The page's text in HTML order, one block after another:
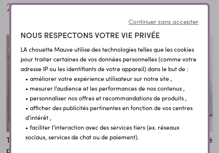
25,80 € 25,80 €
Tapis de cuisine
personnalisé pour Mamie
Tapis de souris personnalisé
Continuer sans accepter
NOUS RESPECTONS VOTRE VIE PRIVÉE
LA chouette Mauve utilise des technologies telles que les cookies
pour traiter certaines de vos données personnelles (comme votre
adresse IP ou les identifiants de votre appareil) dans le but de :
• améliorer votre expérience utilisateur sur notre site ,
• mesurer l’audience et les performances de nos contenus ,
• personnaliser nos offres et recommandations de produits ,
• afficher des publicités pertinentes en fonction de vos centres
d’intérêt ,
• faciliter l’interaction avec des services tiers (ex. réseaux
sociaux, services de chat ou de paiement).